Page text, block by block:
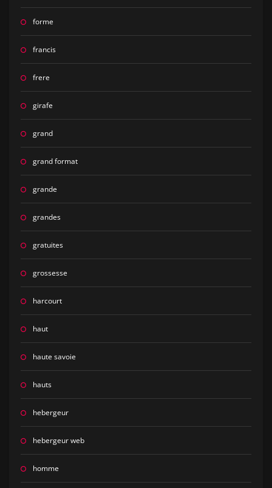
forme
francis
frere
girafe
grand
grand format
grande
grandes
gratuites
grossesse
harcourt
haut
haute savoie
hauts
hebergeur
hebergeur web
homme